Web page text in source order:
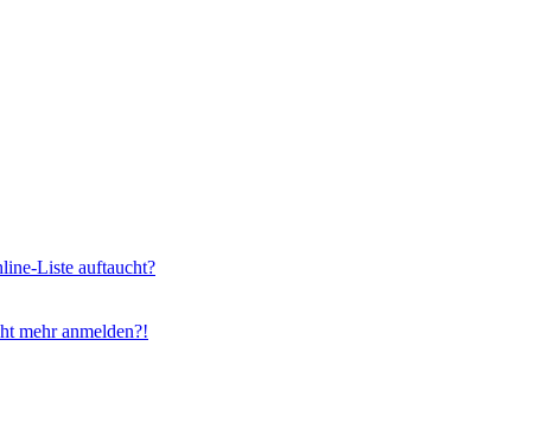
Liste auftaucht?
mehr anmelden?!